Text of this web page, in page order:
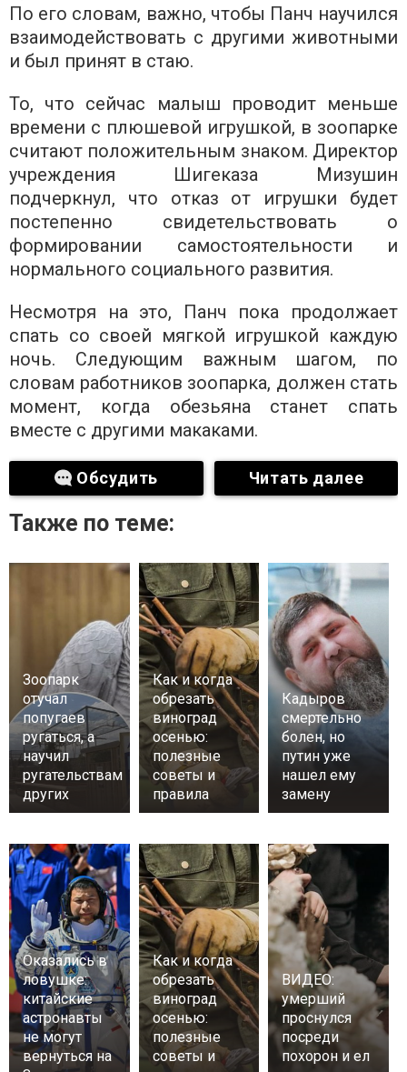
По его словам, важно, чтобы Панч научился
взаимодействовать с другими животными
и был принят в стаю.
То, что сейчас малыш проводит меньше
времени с плюшевой игрушкой, в зоопарке
считают положительным знаком. Директор
учреждения Шигеказа Мизушин
подчеркнул, что отказ от игрушки будет
постепенно свидетельствовать о
формировании самостоятельности и
нормального социального развития.
Несмотря на это, Панч пока продолжает
спать со своей мягкой игрушкой каждую
ночь. Следующим важным шагом, по
словам работников зоопарка, должен стать
момент, когда обезьяна станет спать
вместе с другими макаками.
Обсудить Читать далее
Также по теме:
Зоопарк
отучал
попугаев
ругаться, а
научил
ругательствам
других
Как и когда
обрезать
виноград
осенью:
полезные
советы и
правила
Кадыров
смертельно
болен, но
путин уже
нашел ему
замену
Оказались в
ловушке:
китайские
астронавты
не могут
вернуться на
Как и когда
обрезать
виноград
осенью:
полезные
советы и
ВИДЕО:
умерший
проснулся
посреди
похорон и ел